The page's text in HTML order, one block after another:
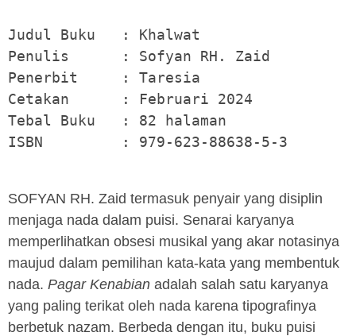
Judul Buku   : Khalwat
Penulis      : Sofyan RH. Zaid
Penerbit     : Taresia
Cetakan      : Februari 2024
Tebal Buku   : 82 halaman
ISBN         : 979-623-88638-5-3
SOFYAN RH. Zaid termasuk penyair yang disiplin
menjaga nada dalam puisi. Senarai karyanya
memperlihatkan obsesi musikal yang akar notasinya
maujud dalam pemilihan kata-kata yang membentuk
nada. Pagar Kenabian adalah salah satu karyanya
yang paling terikat oleh nada karena tipografinya
berbetuk nazam. Berbeda dengan itu, buku puisi